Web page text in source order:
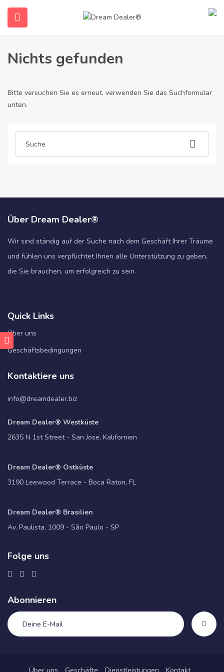
(Deutsch)
Home Artikel gepostet von zertifikat-b2-kaufen1395
Zertifikat-B2-Kaufen1395
Nichts gefunden
Bitte versuchen Sie es erneut, verwenden Sie das Suchformular
unten.
Über Dream Dealer®
Wir sind ständig auf der Suche nach dem Geschäft Ihrer Träume
und fühlen uns verpflichtet Ihnen alle Unterstützung zu geben,
die Sie brauchen, um erfolgreich zu sein.
Quick Links
Über uns
Geschäftsbedingungen
Kontaktiere uns
info@dreamdealer.biz
Dream Dealer® Westküste
2635 N 1st Street - San Jose, Kalifornien
Dream Dealer® Ostküste
3190 Leewood Terrace - Boca Raton, FL
Dream Dealer® Brasilien
Av. Paulista, 1009 - São Paulo - SP
Folge uns
Abonnieren
Über uns Geschäfte Dienstleistungen Kontakt